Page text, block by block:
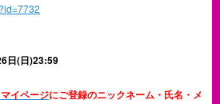
日(日)23:59
イページにご登録のニックネーム・氏名・メ